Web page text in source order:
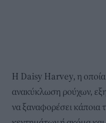
Η Daisy Harvey, η
ανακύκλωση ρούχων,
να ξαναφορέσει